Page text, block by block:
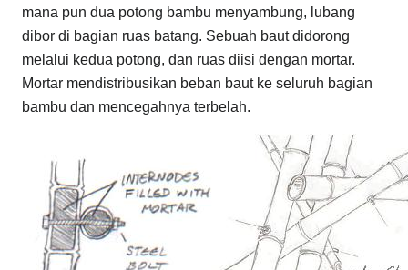
mana pun dua potong bambu menyambung, lubang
dibor di bagian ruas batang. Sebuah baut didorong
melalui kedua potong, dan ruas diisi dengan mortar.
Mortar mendistribusikan beban baut ke seluruh bagian
bambu dan mencegahnya terbelah.